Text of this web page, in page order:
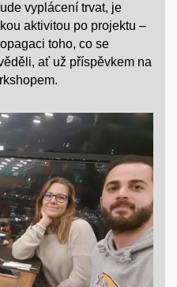
vyplácení trvat, je
aktivitou po projektu –
toho, co se
ať už příspěvkem na